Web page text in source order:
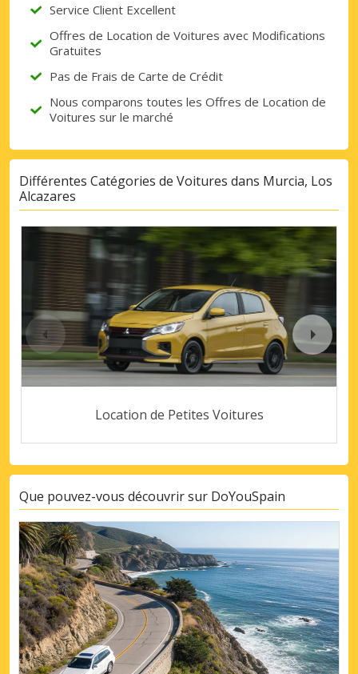
Service Client Excellent
Offres de Location de Voitures avec Modifications
Gratuites
Pas de Frais de Carte de Crédit
Nous comparons toutes les Offres de Location de
Voitures sur le marché
Différentes Catégories de Voitures dans Murcia, Los
Alcazares
Location de Petites Voitures
Que pouvez-vous découvrir sur DoYouSpain